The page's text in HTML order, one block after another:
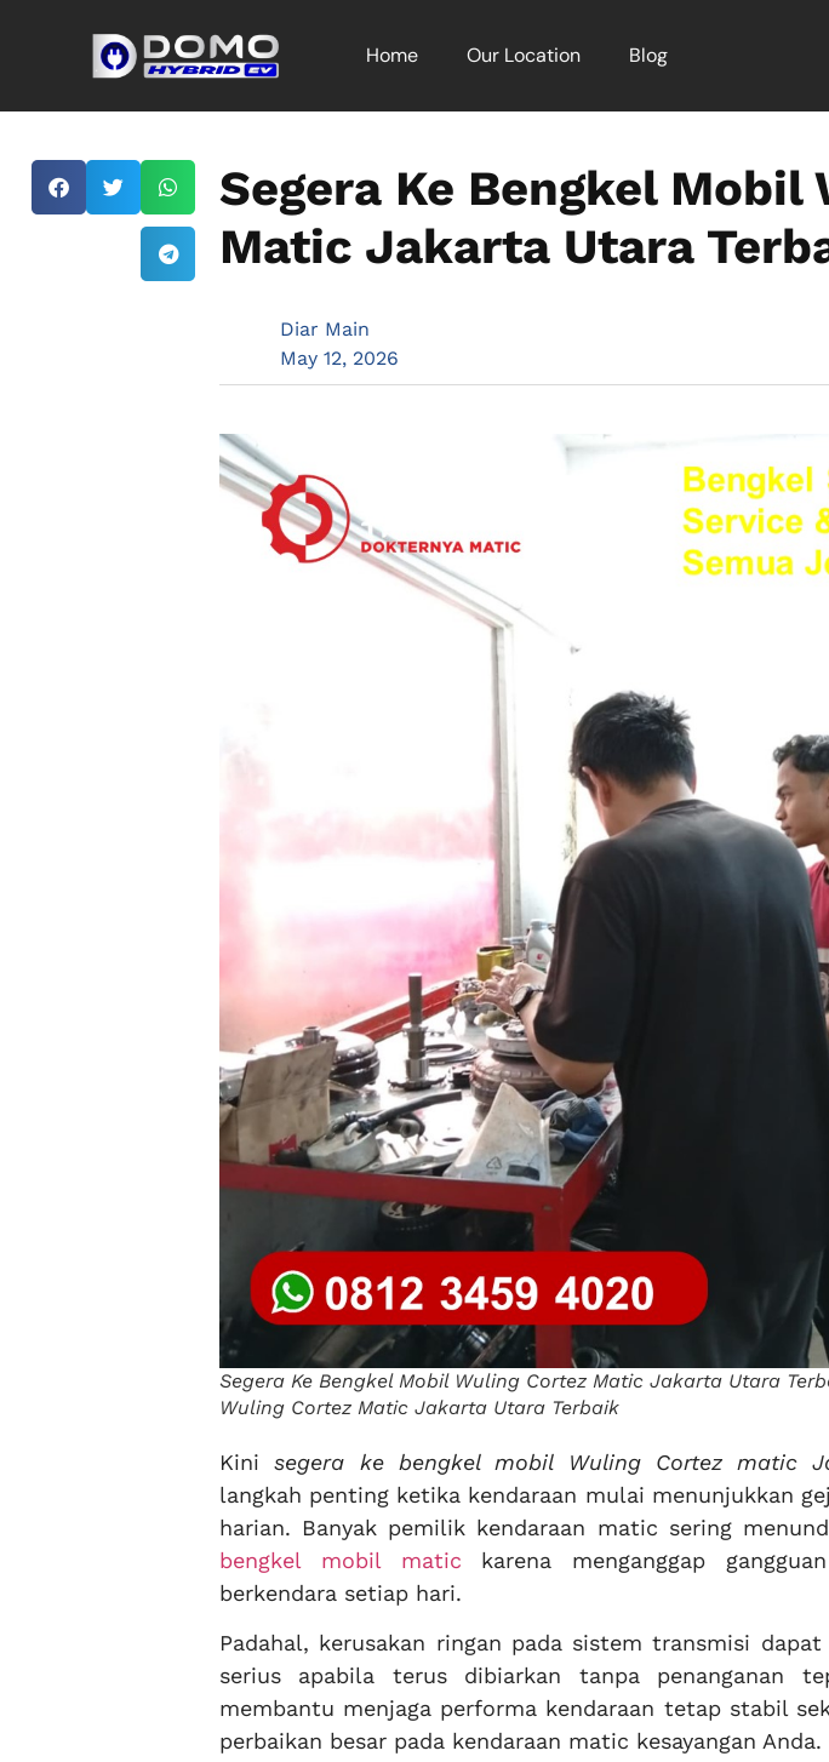
Home Our Location Blog
Segera Ke Bengkel Mobil
Matic Jakarta Utara
Diar Main
May 12, 2026
Segera Ke Bengkel Mobil Wuling Cortez Matic Jakarta Utara
Wuling Cortez Matic Jakarta Utara Terbaik
Kinisegera ke bengkel mobil Wuling Cortez matic
langkah penting ketika kendaraan mulai menunjukkan
harian. Banyak pemilik kendaraan matic sering
bengkel mobil matic karena menganggap
berkendara setiap hari.
Padahal, kerusakan ringan pada sistem transmisi
serius apabila terus dibiarkan tanpa penanganan
membantu menjaga performa kendaraan tetap stabil
perbaikan besar pada kendaraan matic kesayangan Anda.